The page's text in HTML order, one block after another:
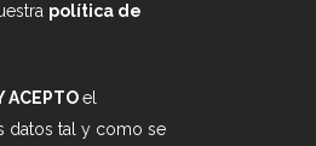
política de
ACEPTOel
datos tal y como se